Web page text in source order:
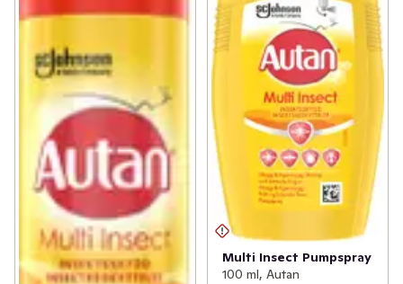
Multi Insect Pumpspray
100 ml, Autan